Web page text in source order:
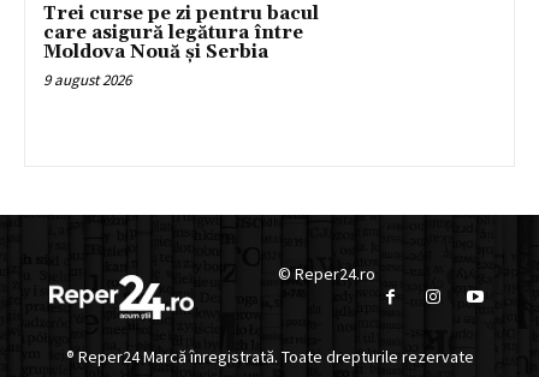
Trei curse pe zi pentru bacul
care asigură legătura între
Moldova Nouă și Serbia
9 august 2026
© Reper24.ro
® Reper24 Marcă înregistrată. Toate drepturile rezervate